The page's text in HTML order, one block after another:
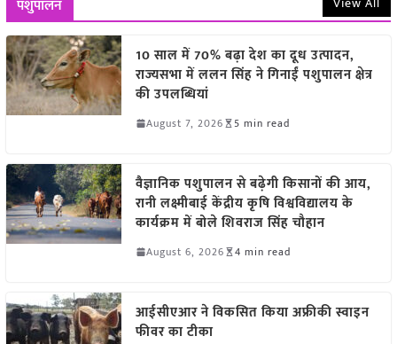
पशुपालन
10 साल में 70% बढ़ा देश का दूध उत्पादन,
राज्यसभा में ललन सिंह ने गिनाईं पशुपालन क्षेत्र
की उपलब्धियां
August 7, 2026 5 min read
वैज्ञानिक पशुपालन से बढ़ेगी किसानों की आय,
रानी लक्ष्मीबाई केंद्रीय कृषि विश्वविद्यालय के
कार्यक्रम में बोले शिवराज सिंह चौहान
August 6, 2026 4 min read
आईसीएआर ने विकसित किया अफ्रीकी स्वाइन
फीवर का टीका